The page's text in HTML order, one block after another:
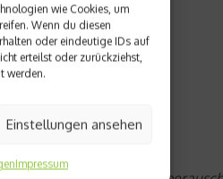
wie Cookies, um
Wenn du diesen
oder eindeutige IDs auf
erteilst oder zurückziehst,
werden.
Einstellungen ansehen
Impressum